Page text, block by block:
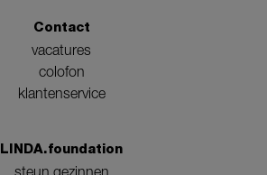
Contact
vacatures
colofon
klantenservice
LINDA.foundation
steun gezinnen